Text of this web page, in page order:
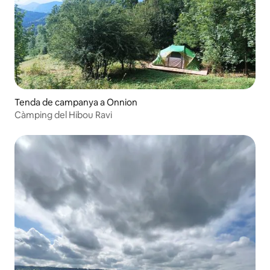
Tenda de campanya a Onnion
Càmping del Hibou Ravi